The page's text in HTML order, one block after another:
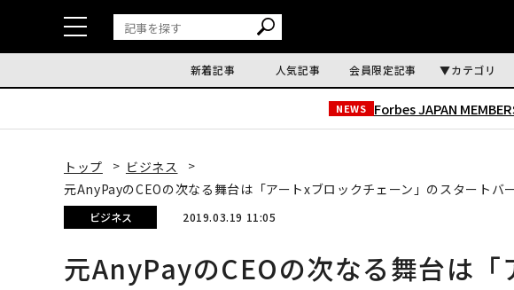
新着記事 人気記事 会員限定記事 カテゴリ
NEWS Forbes JAPAN
トップ
ビジネス
元AnyPayのCEOの次なる舞台は「アートxブロックチェーン」のスタートバ
ビジネス 2019.03.19 11:05
元AnyPayのCEOの次なる舞台は「